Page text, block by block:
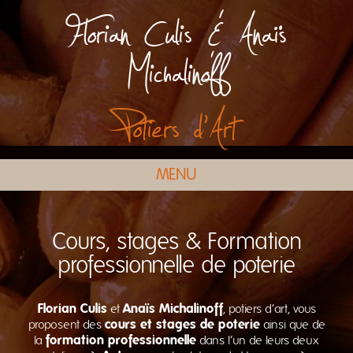
Florian Culis & Anaïs
Michalinoff
Potiers d'Art
MENU
Cours, stages & Formation
professionnelle de poterie
Florian CulisetAnaïs Michalinoff, potiers d’art, vous
proposent des cours et stages de poterieainsi que de
laformation professionnelle dans l’un de leurs deux